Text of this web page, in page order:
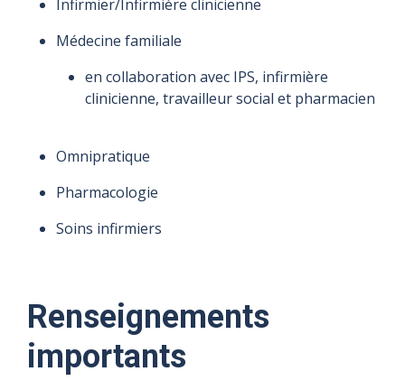
8 h à 16 h
8 h à 16 h
8 h à 16 h
8 h à 16 h
Infirmier/Infirmière clinicienne
Médecine familiale
en collaboration avec IPS, infirmière
clinicienne, travailleur social et pharmacien
Omnipratique
Pharmacologie
Soins infirmiers
Renseignements
importants